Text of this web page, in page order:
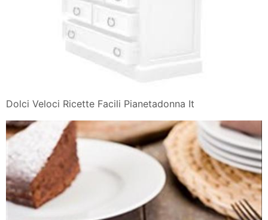
Dolci Veloci Ricette Facili Pianetadonna It